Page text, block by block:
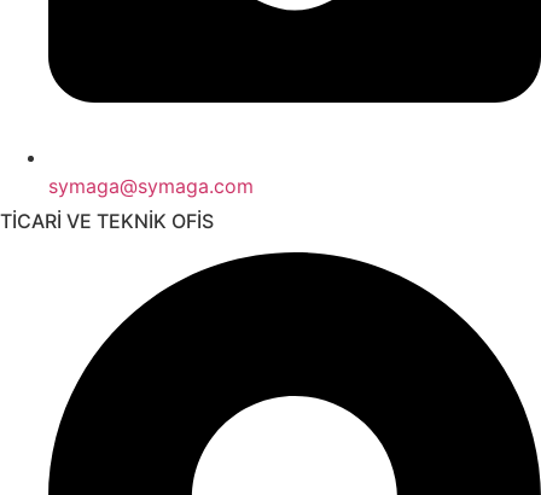
symaga@symaga.com
TİCARİ VE TEKNİK OFİS